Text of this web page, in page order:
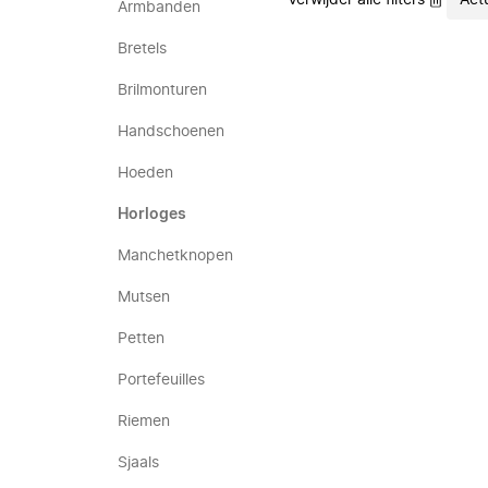
Armbanden
Bretels
Brilmonturen
Handschoenen
Hoeden
Horloges
Manchetknopen
Mutsen
Petten
Portefeuilles
Riemen
Sjaals